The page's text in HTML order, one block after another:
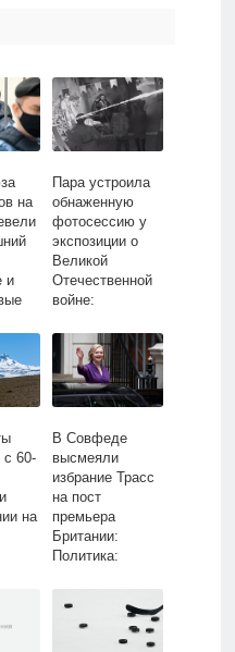
на
и
Пара устроила
обнаженную
фотосессию у
экспозиции о
Великой
Отечественной
войне:
Россия: Lenta.ru
с 60-
на
В Совфеде
высмеяли
избрание Трасс
на пост
премьера
Британии:
Политика: